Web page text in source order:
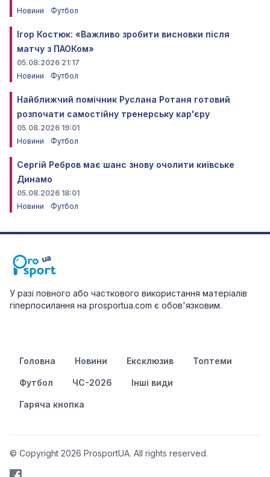
Новини
Футбол
Ігор Костюк: «Важливо зробити висновки після
матчу з ПАОКом»
05.08.2026 21:17
Новини
Футбол
Найближчий помічник Руслана Ротаня готовий
розпочати самостійну тренерську кар'єру
05.08.2026 19:01
Новини
Футбол
Сергій Ребров має шанс знову очолити київське
Динамо
05.08.2026 18:01
Новини
Футбол
У разі повного або часткового використання матеріалів
гіперпосилання на prosportua.com є обов'язковим.
Головна Новини Ексклюзив Топтеми
Футбол ЧС-2026 Інші види
Гаряча кнопка
© Copyright 2026 ProsportUA. All rights reserved.